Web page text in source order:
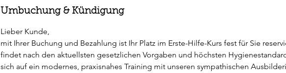
Umbuchung & Kündigung
Lieber Kunde,
mit Ihrer Buchung und Bezahlung ist Ihr Platz im Erste-Hilfe-Kurs fest für Sie
findet nach den aktuellsten gesetzlichen Vorgaben und höchsten
sich auf ein modernes, praxisnahes Training mit unseren sympathischen